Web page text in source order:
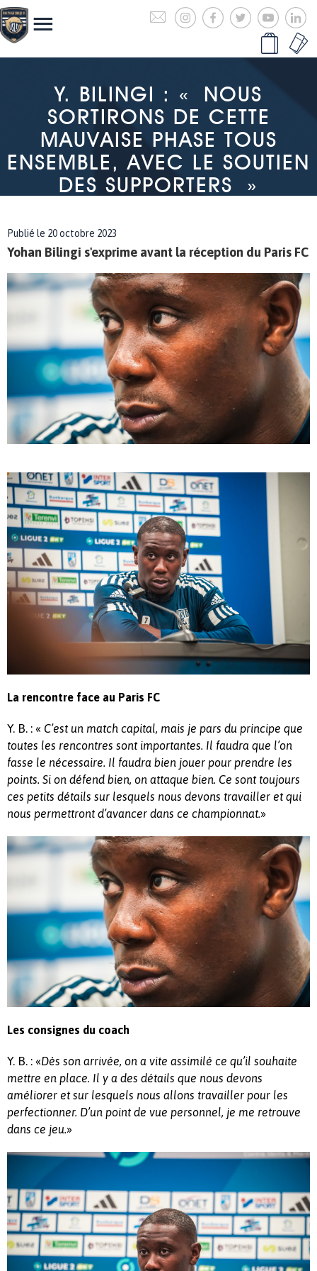
Y. BILINGI : « NOUS
SORTIRONS DE CETTE
MAUVAISE PHASE TOUS
ENSEMBLE, AVEC LE SOUTIEN
DES SUPPORTERS »
Publié le 20 octobre 2023
Yohan Bilingi s'exprime avant la réception du Paris FC
La rencontre face au Paris FC
Y. B. : « C’est un match capital, mais je pars du principe que
toutes les rencontres sont importantes. Il faudra que l’on
fasse le nécessaire. Il faudra bien jouer pour prendre les
points. Si on défend bien, on attaque bien. Ce sont toujours
ces petits détails sur lesquels nous devons travailler et qui
nous permettront d’avancer dans ce championnat.»
Les consignes du coach
Y. B. : «Dès son arrivée, on a vite assimilé ce qu’il souhaite
mettre en place. Il y a des détails que nous devons
améliorer et sur lesquels nous allons travailler pour les
perfectionner. D’un point de vue personnel, je me retrouve
dans ce jeu.»